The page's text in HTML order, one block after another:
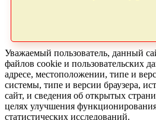
Уважаемый пользователь, данный
файлов cookie и пользовательских
адресе, местоположении, типе и
системы, типе и версии браузера,
сайт, и сведения об открытых
целях улучшения
статистических исследований.